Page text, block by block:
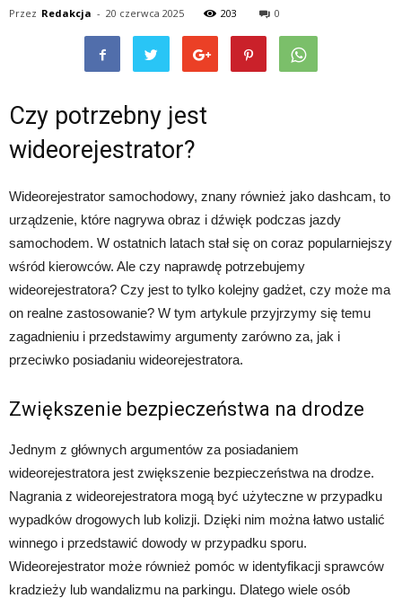
Przez Redakcja - 20 czerwca 2025 203 0
Czy potrzebny jest
wideorejestrator?
Wideorejestrator samochodowy, znany również jako dashcam, to
urządzenie, które nagrywa obraz i dźwięk podczas jazdy
samochodem. W ostatnich latach stał się on coraz popularniejszy
wśród kierowców. Ale czy naprawdę potrzebujemy
wideorejestratora? Czy jest to tylko kolejny gadżet, czy może ma
on realne zastosowanie? W tym artykule przyjrzymy się temu
zagadnieniu i przedstawimy argumenty zarówno za, jak i
przeciwko posiadaniu wideorejestratora.
Zwiększenie bezpieczeństwa na drodze
Jednym z głównych argumentów za posiadaniem
wideorejestratora jest zwiększenie bezpieczeństwa na drodze.
Nagrania z wideorejestratora mogą być użyteczne w przypadku
wypadków drogowych lub kolizji. Dzięki nim można łatwo ustalić
winnego i przedstawić dowody w przypadku sporu.
Wideorejestrator może również pomóc w identyfikacji sprawców
kradzieży lub wandalizmu na parkingu. Dlatego wiele osób